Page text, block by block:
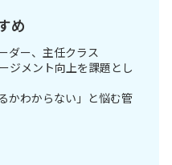
め
ダー、主任クラス
ジメント向上を課題とし
かわからない」と悩む管